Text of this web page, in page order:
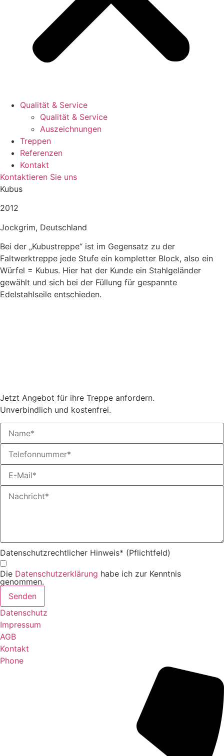
Qualität & Service
Qualität & Service
Auszeichnungen
Treppen
Referenzen
Kontakt
Kontaktieren Sie uns
Kubus
2012
Jockgrim, Deutschland
Bei der „Kubustreppe“ ist im Gegensatz zu der
Faltwerktreppe jede Stufe ein kompletter Block, also ein
Würfel = Kubus. Hier hat der Kunde ein Stahlgeländer
gewählt und sich bei der Füllung für gespannte
Edelstahlseile entschieden.
Jetzt Angebot für ihre Treppe anfordern.
Unverbindlich und kostenfrei.
Datenschutzrechtlicher Hinweis* (Pflichtfeld)
Die Datenschutzerklärung habe ich zur Kenntnis
genommen.
Senden
Datenschutz
Impressum
AGB
Kontakt
Phone